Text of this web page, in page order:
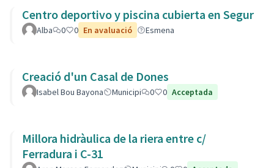
Centro deportivo y piscina cubierta en Segur
Alba 0 0 En avaluació Esmena
Creació d'un Casal de Dones
Isabel Bou Bayona Municipi 0 0 Acceptada
Millora hidràulica de la riera entre c/
Ferradura i C-31